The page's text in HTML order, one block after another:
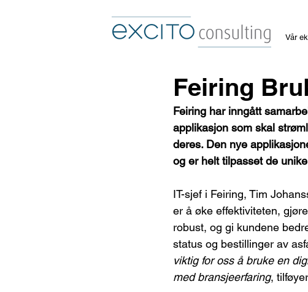
Vår
Feiring
Feiring har inngått
applikasjon som skal
deres. Den nye
og er helt tilpasset de
IT-sjef i Feiring, Tim
er å øke effektiviteten,
robust, og gi kundene
status og bestillinger av
viktig for oss å bruke en
med bransjeerfaring,